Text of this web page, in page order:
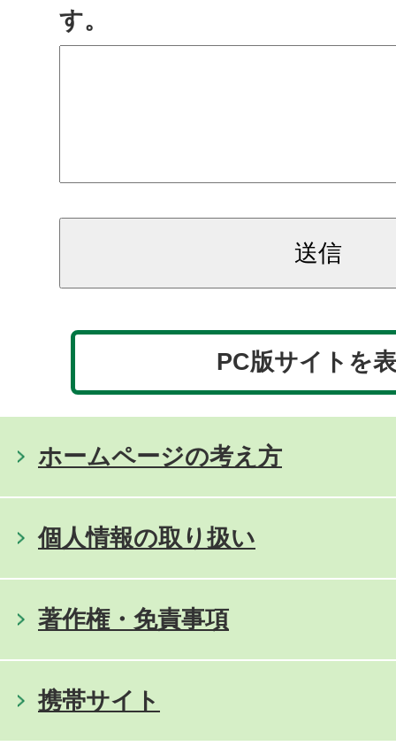
す。
PC版サイトを
ホームページの考え方
個人情報の取り扱い
著作権・免責事項
携帯サイト